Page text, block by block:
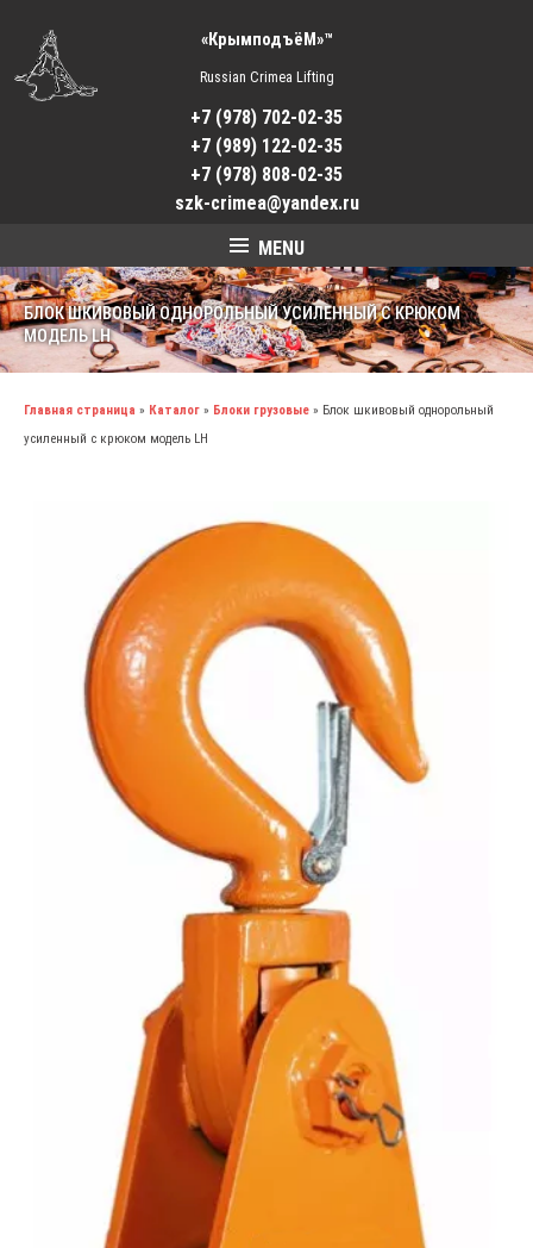
«КрымподъёМ»™
Russian Crimea Lifting
+7 (978) 702-02-35
+7 (989) 122-02-35
+7 (978) 808-02-35
szk-crimea@yandex.ru
MENU
БЛОК ШКИВОВЫЙ ОДНОРОЛЬНЫЙ УСИЛЕННЫЙ С КРЮКОМ
МОДЕЛЬ LH
Главная страница » Каталог » Блоки грузовые » Блок шкивовый однорольный
усиленный с крюком модель LH